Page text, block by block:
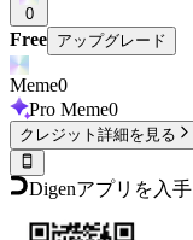
0
Free アップグレード
Meme0
Pro Meme0
クレジット詳細を見る
Digenアプリを入手